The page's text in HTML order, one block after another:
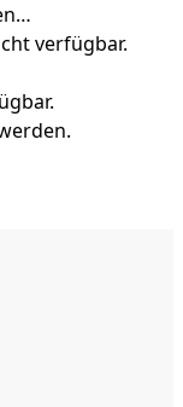
verfügbar.